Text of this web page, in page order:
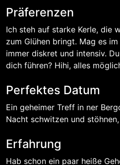
Präferenzen
Ich steh auf starke Kerle, die
zum Glühen bringt. Mag es
immer diskret und intensiv.
dich führen? Hihi, alles
Perfektes Datum
Ein geheimer Treff in ner
Nacht schwitzen und
Erfahrung
Hab schon ein paar heiße